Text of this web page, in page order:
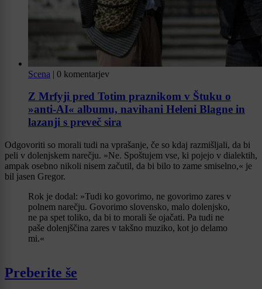
Scena | 0 komentarjev
Z Mrfyji pred Totim praznikom v Štuku o
»anti-AI« albumu, navihani Heleni Blagne in
lazanji s preveč sira
Odgovoriti so morali tudi na vprašanje, če so kdaj razmišljali, da bi
peli v dolenjskem narečju. »Ne. Spoštujem vse, ki pojejo v dialektih,
ampak osebno nikoli nisem začutil, da bi bilo to zame smiselno,« je
bil jasen Gregor.
Rok je dodal: »Tudi ko govorimo, ne govorimo zares v
polnem narečju. Govorimo slovensko, malo dolenjsko,
ne pa spet toliko, da bi to morali še ojačati. Pa tudi ne
paše dolenjščina zares v takšno muziko, kot jo delamo
mi.«
Preberite še